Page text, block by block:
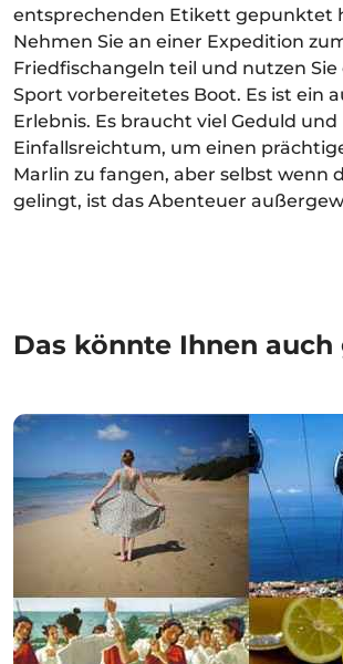
entsprechenden Etikett gepunktet
Nehmen Sie an einer Expedition
Friedfischangeln teil und nutzen Sie
Sport vorbereitetes Boot. Es ist ein
Erlebnis. Es braucht viel Geduld und
Einfallsreichtum, um einen
Marlin zu fangen, aber selbst wenn
gelingt, ist das Abenteuer
Das könnte Ihnen auch